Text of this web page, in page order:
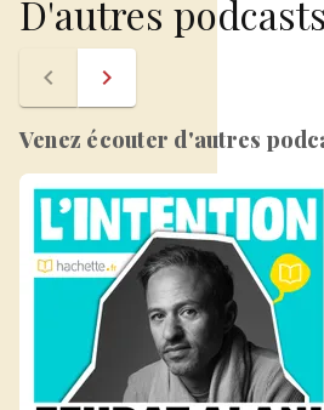
D'autres podcasts
navigate_before navigate_next
Venez écouter d'autres